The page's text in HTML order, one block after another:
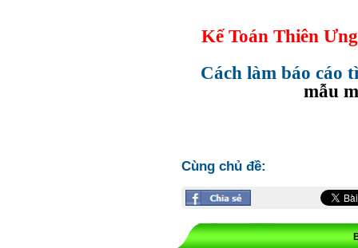
Kế Toán Thiên
Cách làm báo cáo
mẫu
Cùng chủ đề: